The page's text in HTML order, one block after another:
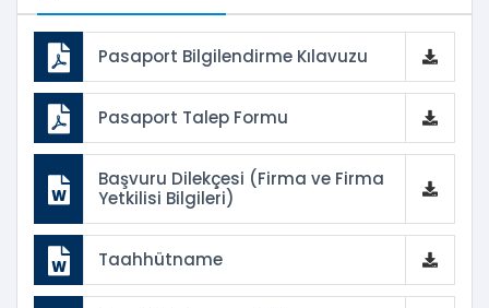
Pasaport Bilgilendirme Kılavuzu
Pasaport Talep Formu
Başvuru Dilekçesi (Firma ve Firma
Yetkilisi Bilgileri)
Taahhütname